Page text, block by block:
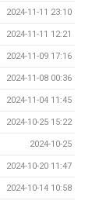
2024-11-11 23:10
2024-11-11 12:21
2024-11-09 17:16
2024-11-08 00:36
2024-11-04 11:45
2024-10-25 15:22
2024-10-25
2024-10-20 11:47
2024-10-14 10:58